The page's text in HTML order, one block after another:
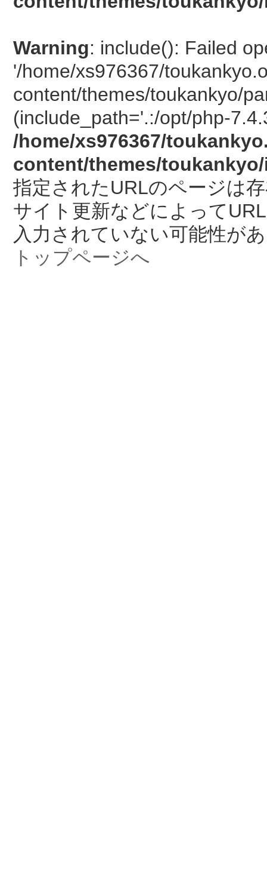
Warning: include(): Failed
'/home/xs976367/
content/themes/toukankyo/
(include_path='.:/opt/php-
/home/xs976367/
content/themes/
指定されたURLのページは
サイト更新などによって
入力されていない可能性が
トップページへ